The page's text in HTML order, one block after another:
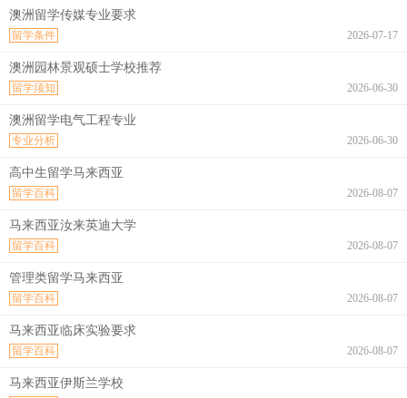
澳洲留学传媒专业要求
2026-07-17
留学条件
澳洲园林景观硕士学校推荐
2026-06-30
留学须知
澳洲留学电气工程专业
2026-06-30
专业分析
高中生留学马来西亚
2026-08-07
留学百科
马来西亚汝来英迪大学
2026-08-07
留学百科
管理类留学马来西亚
2026-08-07
留学百科
马来西亚临床实验要求
2026-08-07
留学百科
马来西亚伊斯兰学校